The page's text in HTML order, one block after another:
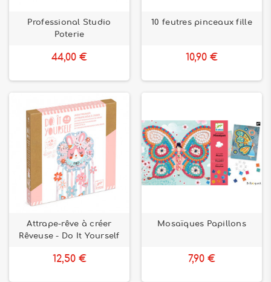
Professional Studio
Poterie
44,00 €
10 feutres pinceaux fille
10,90 €
Attrape-rêve à créer
Rêveuse - Do It Yourself
12,50 €
Mosaïques Papillons
7,90 €